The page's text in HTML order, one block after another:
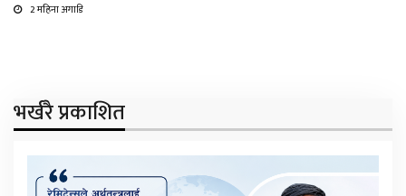
2 महिना अगाडि
भर्खरै प्रकाशित